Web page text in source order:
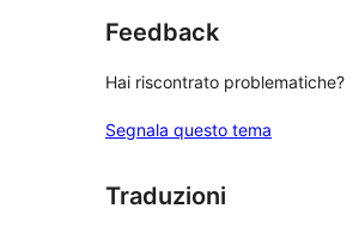
Feedback
Hai riscontrato problematiche?
Segnala questo tema
Traduzioni